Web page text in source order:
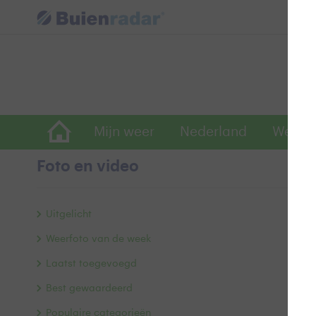
Mijn weer Nederland
Foto en video
Uitgelicht
Weerfoto van de week
Laatst toegevoegd
Best gewaardeerd
Populaire categorieën